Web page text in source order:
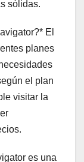
sólidas.
El
planes
el plan
visitar la
es una